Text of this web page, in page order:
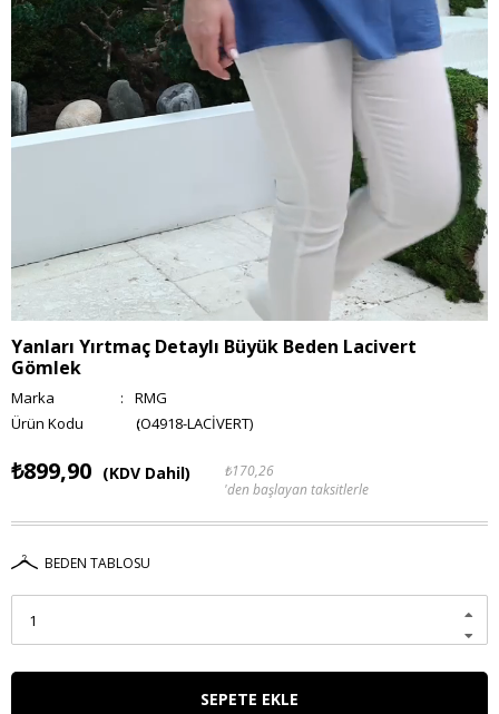
Yanları Yırtmaç Detaylı Büyük Beden Lacivert
Gömlek
Marka :
RMG
(O4918-LACİVERT)
₺899,90 (KDV Dahil)
₺170,26
'den başlayan taksitlerle
BEDEN TABLOSU